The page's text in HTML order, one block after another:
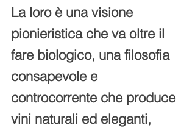
La loro è una visione
pionieristica che va oltre il
fare biologico, una filosofia
consapevole e
controcorrente che produce
vini naturali ed eleganti,